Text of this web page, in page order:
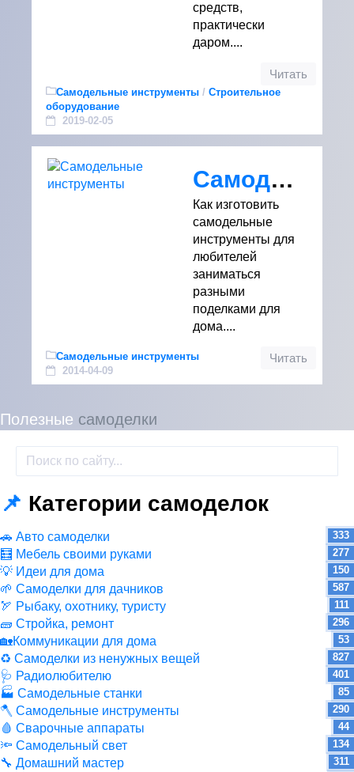
Полезные самоделки
📌 Категории самоделок
🚗 Авто самоделки 333
🧮 Мебель своими руками 277
💡 Идеи для дома 150
🌱 Самоделки для дачников 587
🏹 Рыбаку, охотнику, туристу 111
🧱 Стройка, ремонт 296
🏡Коммуникации для дома 53
♻ Самоделки из ненужных вещей 827
🩺 Радиолюбителю 401
🏭 Самодельные станки 85
🪓 Самодельные инструменты 290
🩸 Сварочные аппараты 44
🔦 Самодельный свет 134
🔧 Домашний мастер 311
средств,
практически
даром....
Читать
Самодельные инструменты / Строительное
оборудование
2019-02-05
Самодельные инструменты
Как изготовить
самодельные
инструменты для
любителей
заниматься
разными
поделками для
дома....
Читать
Самодельные инструменты
2014-04-09